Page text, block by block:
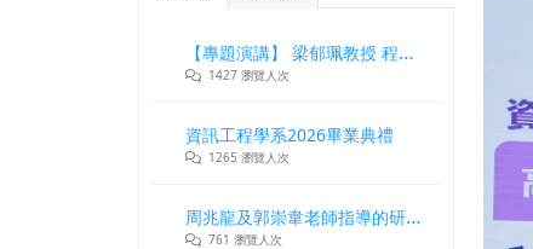
【專題演講】 梁郁珮教授 程式設計師在新世代記憶體與儲存系統中的角色與挑戰
1427 瀏覽人次
資訊工程學系2026畢業典禮
1265 瀏覽人次
周兆龍及郭崇韋老師指導的研究團隊獲DLT2026最佳論文獎
761 瀏覽人次